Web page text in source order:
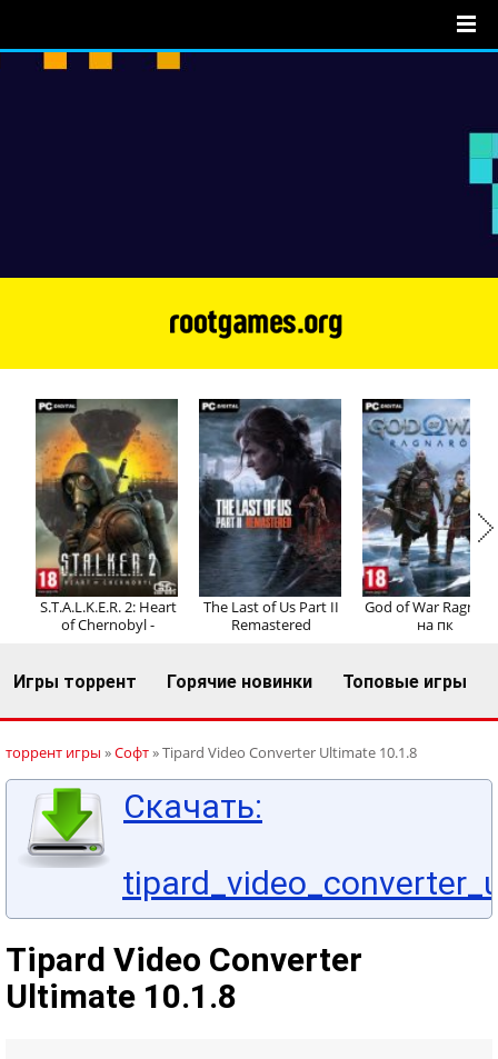
Регистрация Вход
S.T.A.L.K.E.R. 2: Heart
of Chernobyl -
The Last of Us Part II
Remastered
God of War
на пк
Игры торрент Горячие новинки Топовые игры
торрент игры »Софт» Tipard Video Converter Ultimate 10.1.8
Скачать:
Tipard Video Converter
Ultimate 10.1.8